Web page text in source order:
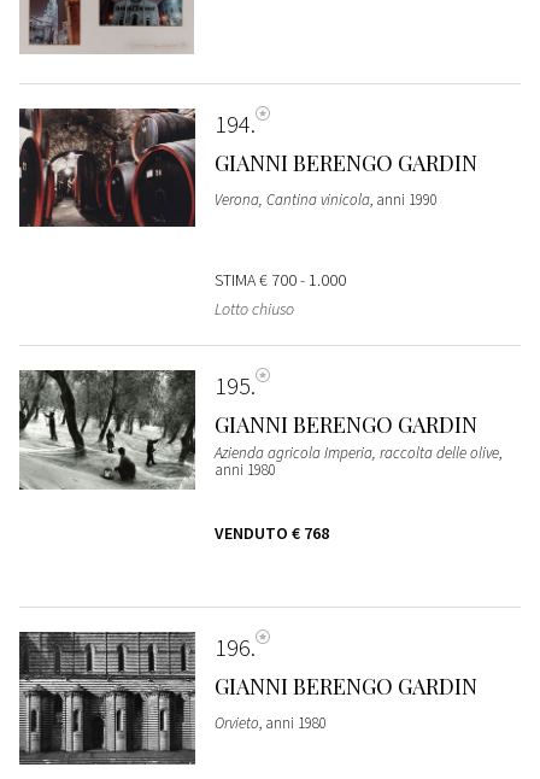
194
GIANNI BERENGO GARDIN
Verona, Cantina vinicola, anni 1990
STIMA€ 700 - 1.000
Lotto chiuso
195
GIANNI BERENGO GARDIN
Azienda agricola Imperia, raccolta delle olive,
anni 1980
VENDUTO € 768
196
GIANNI BERENGO GARDIN
Orvieto, anni 1980